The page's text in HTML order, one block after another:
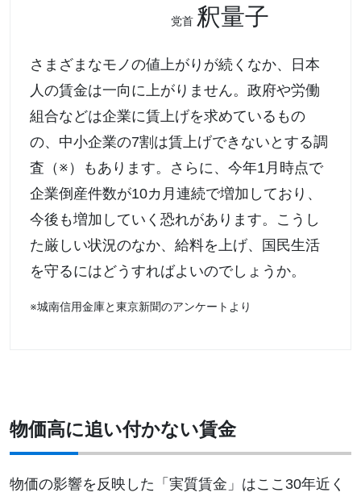
党首 釈量子
さまざまなモノの値上がりが続くなか、日本
人の賃金は一向に上がりません。政府や労働
組合などは企業に賃上げを求めているもの
の、中小企業の7割は賃上げできないとする調
査（※）もあります。さらに、今年1月時点で
企業倒産件数が10カ月連続で増加しており、
今後も増加していく恐れがあります。こうし
た厳しい状況のなか、給料を上げ、国民生活
を守るにはどうすればよいのでしょうか。
※城南信用金庫と東京新聞のアンケートより
物価高に追い付かない賃金
物価の影響を反映した「実質賃金」はここ30年近く